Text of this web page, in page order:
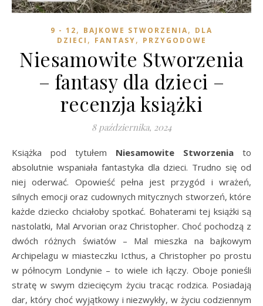
9 - 12, BAJKOWE STWORZENIA, DLA
DZIECI , FANTASY, PRZYGODOWE
Niesamowite Stworzenia
– fantasy dla dzieci –
recenzja książki
8 października, 2024
Książka pod tytułem Niesamowite Stworzenia to
absolutnie wspaniała fantastyka dla dzieci. Trudno się od
niej oderwać. Opowieść pełna jest przygód i wrażeń,
silnych emocji oraz cudownych mitycznych stworzeń, które
każde dziecko chciałoby spotkać. Bohaterami tej książki są
nastolatki, Mal Arvorian oraz Christopher. Choć pochodzą z
dwóch różnych światów – Mal mieszka na bajkowym
Archipelagu w miasteczku Icthus, a Christopher po prostu
w północym Londynie – to wiele ich łączy. Oboje ponieśli
stratę w swym dziecięcym życiu tracąc rodzica. Posiadają
dar, który choć wyjątkowy i niezwykły, w życiu codziennym